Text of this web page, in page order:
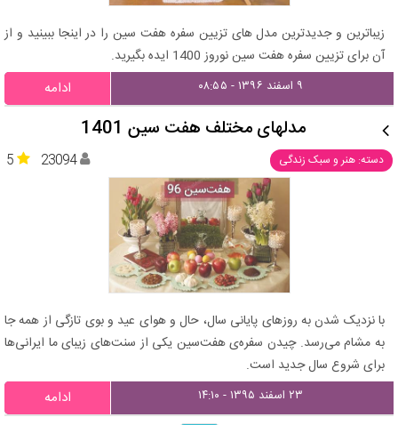
زیباترین و جدیدترین مدل های تزیین سفره هفت سین را در اینجا ببینید و از
آن برای تزیین سفره هفت سین نوروز 1400 ایده بگیرید.
۹ اسفند ۱۳۹۶ - ۰۸:۵۵ ادامه
مدلهای مختلف هفت سین 1401
دسته: هنر و سبک زندگی 5 23094
با نزدیک شدن به روزهای پایانی سال، حال و هوای عید و بوی تازگی از همه جا
به مشام می‌رسد. چیدن سفره‌ی هفت‌سین یکی از سنت‌های زیبای ما ایرانی‌ها
برای شروع سال جدید است.
۲۳ اسفند ۱۳۹۵ - ۱۴:۱۰ ادامه